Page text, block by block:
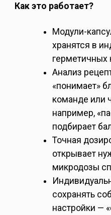
Как это работает?
Модули-
хранятся в
герметичных
Анализ
«понимает»
команде или
например,
подбирает
Точная
открывает
микродозы
сохранять
настройки —